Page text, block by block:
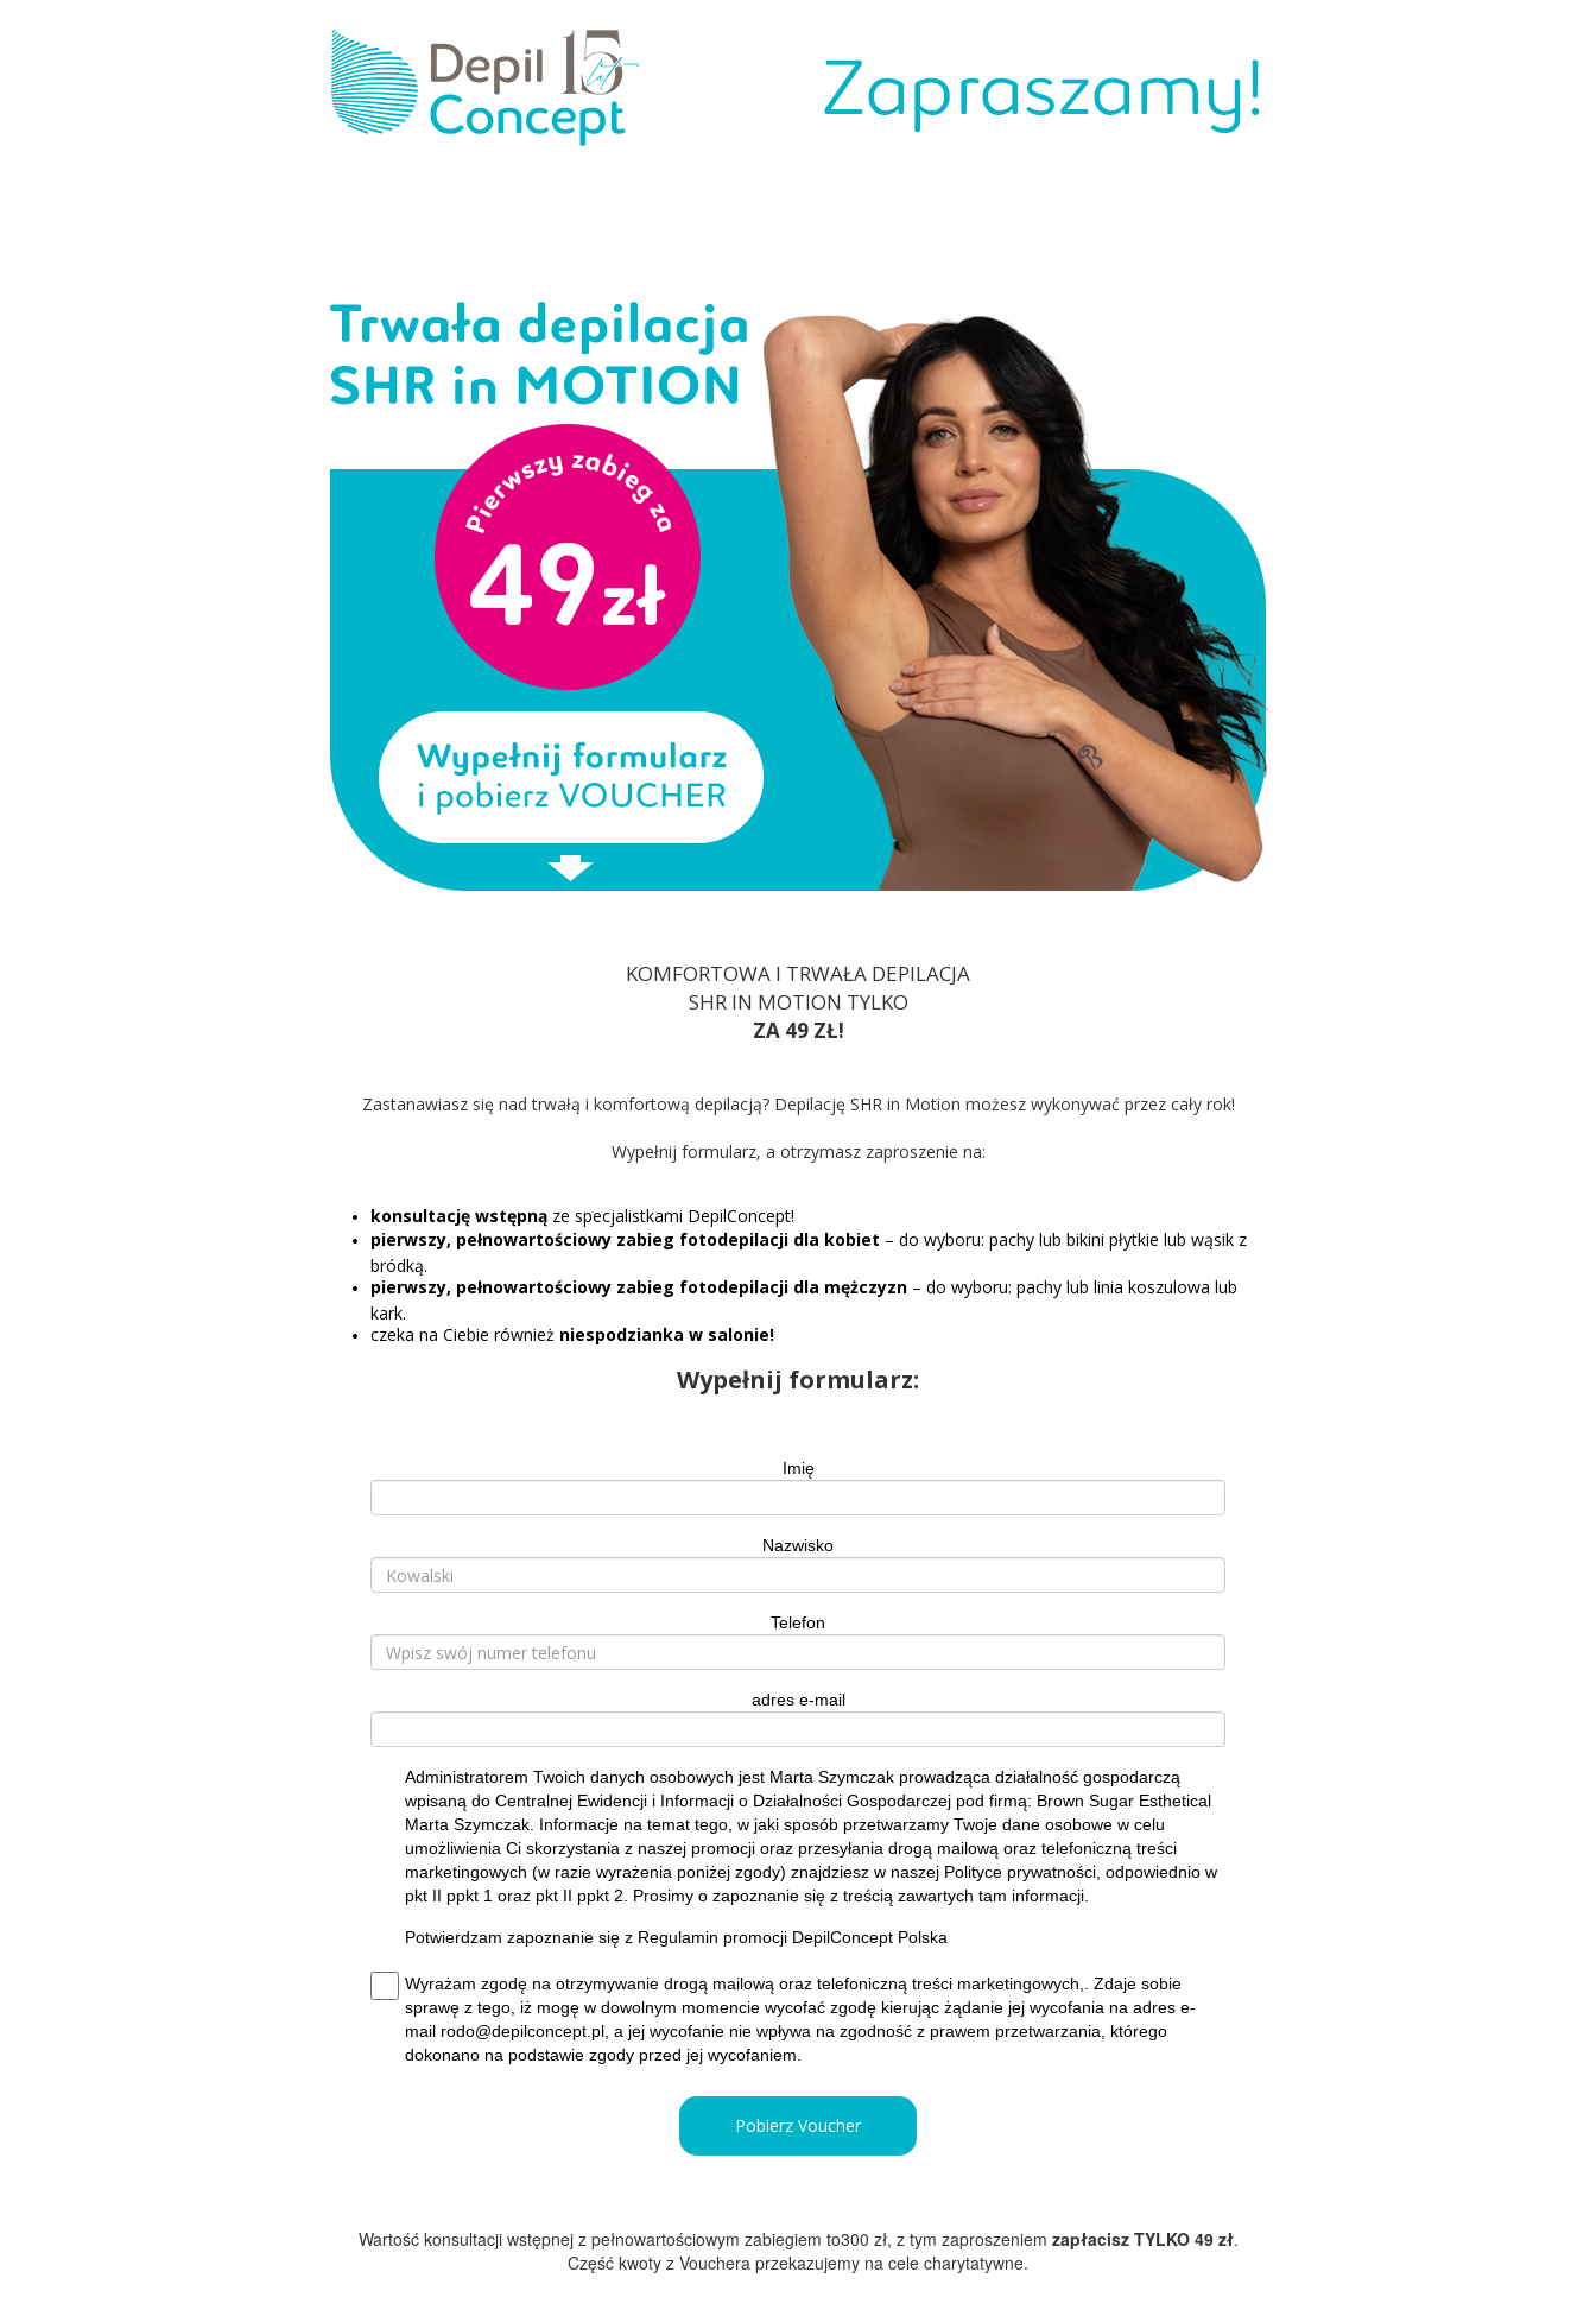
KOMFORTOWA I TRWAŁA DEPILACJA
SHR IN MOTION TYLKO
ZA 49 ZŁ!
Zastanawiasz się nad trwałą i komfortową depilacją? Depilację SHR in Motion możesz wykonywać przez cały rok!
Wypełnij formularz, a otrzymasz zaproszenie na:
konsultację wstępną ze specjalistkami DepilConcept!
pierwszy, pełnowartościowy zabieg fotodepilacji dla kobiet – do wyboru: pachy lub bikini płytkie lub wąsik z
bródką.
pierwszy, pełnowartościowy zabieg fotodepilacji dla mężczyzn – do wyboru: pachy lub linia koszulowa lub
kark.
czeka na Ciebie również niespodzianka w salonie!
Wypełnij formularz:
Imię
Nazwisko
Telefon
adres e-mail
Administratorem Twoich danych osobowych jest Marta Szymczak prowadząca działalność gospodarczą
wpisaną do Centralnej Ewidencji i Informacji o Działalności Gospodarczej pod firmą: Brown Sugar Esthetical
Marta Szymczak. Informacje na temat tego, w jaki sposób przetwarzamy Twoje dane osobowe w celu
umożliwienia Ci skorzystania z naszej promocji oraz przesyłania drogą mailową oraz telefoniczną treści
marketingowych (w razie wyrażenia poniżej zgody) znajdziesz w naszej Polityce prywatności , odpowiednio w
pkt II ppkt 1 oraz pkt II ppkt 2. Prosimy o zapoznanie się z treścią zawartych tam informacji.
Potwierdzam zapoznanie się z Regulamin promocji DepilConcept Polska
Wyrażam zgodę na otrzymywanie drogą mailową oraz telefoniczną treści marketingowych,. Zdaje sobie
sprawę z tego, iż mogę w dowolnym momencie wycofać zgodę kierując żądanie jej wycofania na adres e-
mail rodo@depilconcept.pl, a jej wycofanie nie wpływa na zgodność z prawem przetwarzania, którego
dokonano na podstawie zgody przed jej wycofaniem.
Pobierz Voucher
Wartość konsultacji wstępnej z pełnowartościowym zabiegiem to300 zł, z tym zaproszeniem zapłacisz TYLKO 49 zł.
Część kwoty z Vouchera przekazujemy na cele charytatywne.